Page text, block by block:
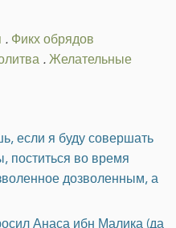
.Фикх обрядов
.Желательные
если я буду совершать
поститься во время
дозволенным, а
Анаса ибн Малика (да